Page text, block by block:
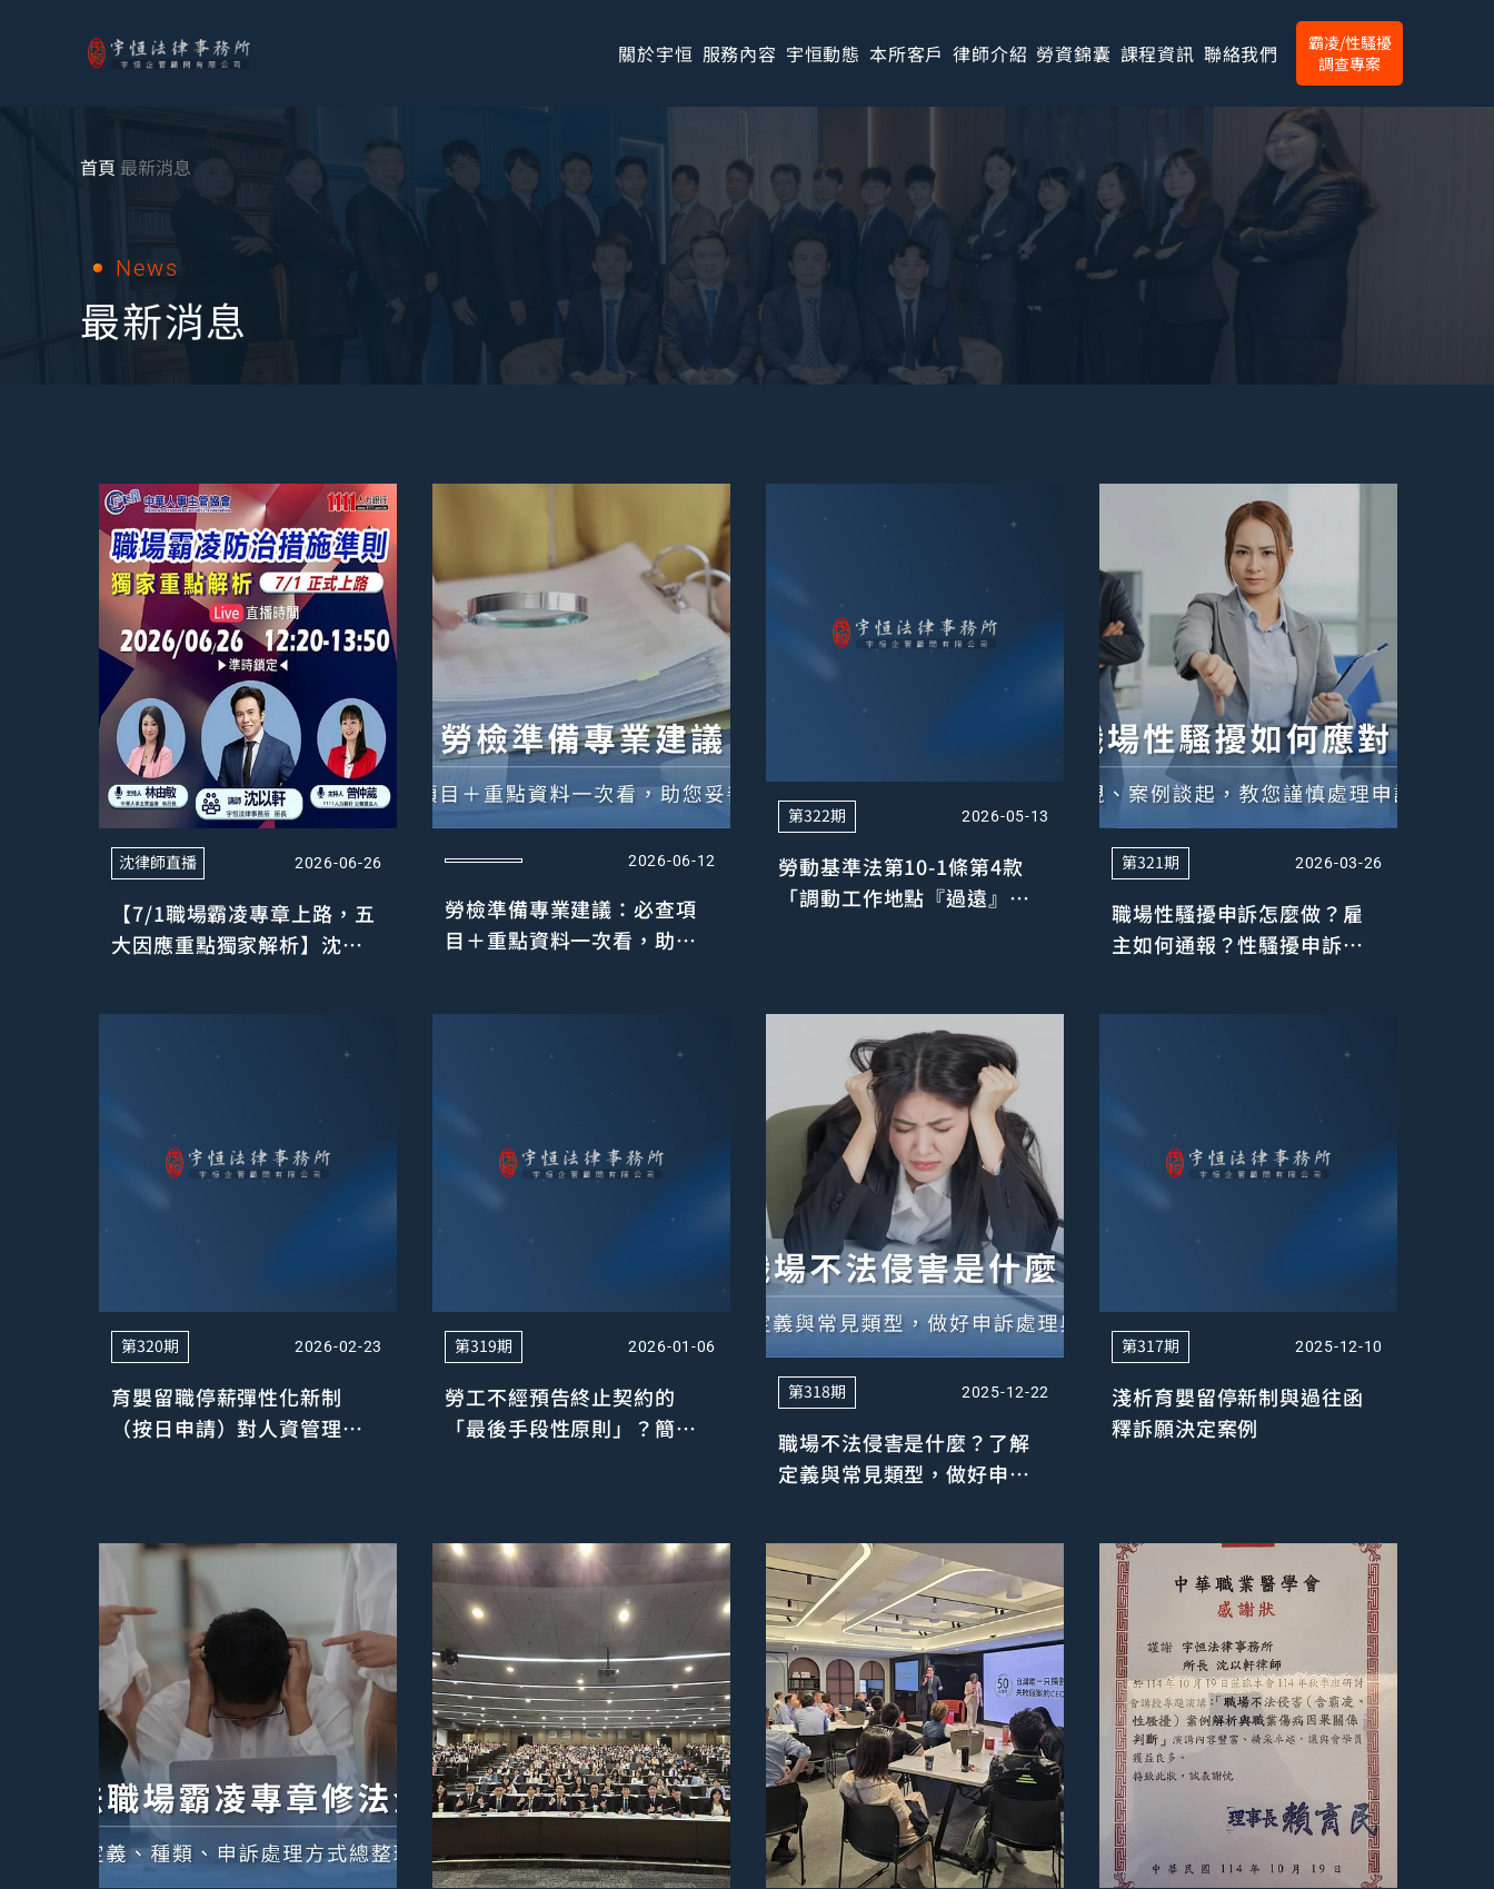
關於宇恒 服務內容 宇恒動態 本所客戶 律師介紹 勞資錦囊 課程資訊 聯絡我們
霸凌/性騷擾
調查專案
首頁 最新消息
News
最新消息
沈律師直播 2026-06-26
【7/1職場霸凌專章上路，五
大因應重點獨家解析】沈以
2026-06-12
勞檢準備專業建議：必查項
目＋重點資料一次看，助您
第322期 2026-05-13
勞動基準法第10-1條第4款
「調動工作地點『過遠』，
第321期 2026-03-26
職場性騷擾申訴怎麼做？雇
主如何通報？性騷擾申訴流
第320期 2026-02-23
育嬰留職停薪彈性化新制
（按日申請）對人資管理的
第319期 2026-01-06
勞工不經預告終止契約的
「最後手段性原則」？簡介
第318期 2025-12-22
職場不法侵害是什麼？了解
定義與常見類型，做好申訴
第317期 2025-12-10
淺析育嬰留停新制與過往函
釋訴願決定案例